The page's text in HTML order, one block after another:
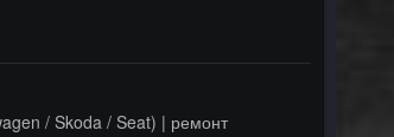
/ Skoda / Seat) | ремонт